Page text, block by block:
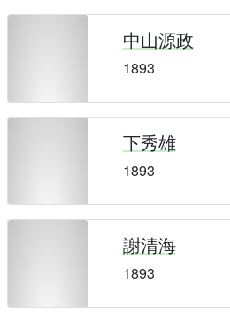
中山源政
1893
下秀雄
1893
謝清海
1893